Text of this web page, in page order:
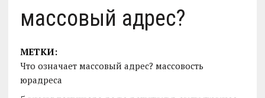
массовый адрес?
МЕТКИ:
Что означает массовый адрес? массовость
юрадреса